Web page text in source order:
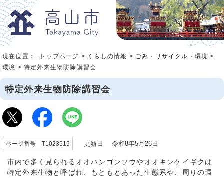
現在位置： トップページ > くらしの情報 > ごみ・リサイクル・環境 >
環境 > 特定外来生物防除講習会
特定外来生物防除講習会
ページ番号 T1023515 更新日 令和8年5月26日
市内で多く見られるオオハンゴンソウやオオキンケイギクは
特定外来生物と呼ばれ、もともとあった生態系や、周りの環